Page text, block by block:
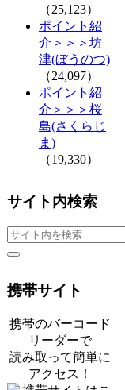
（25,123）
ポイント紹
介＞＞＞坊
津(ぼうのつ)
（24,097）
ポイント紹
介＞＞＞桜
島(さくらじ
ま)
（19,330）
サイト内検索
携帯サイト
携帯のバーコード
リーダーで
読み取って簡単に
アクセス！